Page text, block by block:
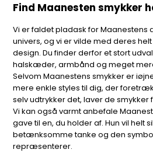
Find Maanesten smykker
Vi er faldet pladask for Maanestens
univers, og vi er vilde med deres
design. Du finder derfor et stort
halskæder, armbånd og meget
Selvom Maanestens smykker er
mere enkle styles til dig, der
selv udtrykker det, laver de smykker
Vi kan også varmt anbefale
gave til en, du holder af. Hun vil helt
betænksomme tanke og den
repræsenterer.